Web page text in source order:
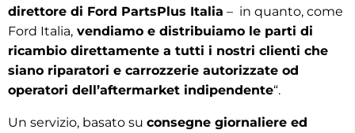
direttore di Ford PartsPlus Italia – in quanto, come
Ford Italia, vendiamo e distribuiamo le parti di
ricambio direttamente a tutti i nostri clienti che
siano riparatori e carrozzerie autorizzate od
operatori dell’aftermarket indipendente“.
Un servizio, basato su consegne giornaliere ed